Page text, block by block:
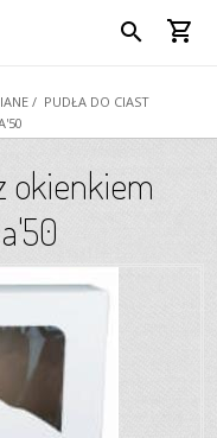
search shopping_cart
/ PUDŁA DO CIAST
okienkiem